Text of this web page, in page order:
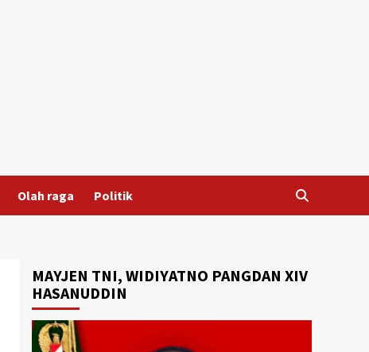
Olah raga Politik
MAYJEN TNI, WIDIYATNO PANGDAN XIV
HASANUDDIN